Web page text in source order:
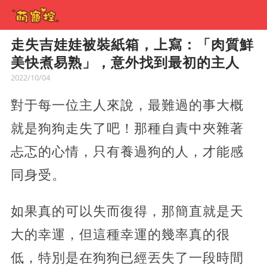
走失吉娃娃被裝紙箱，上寫：「肉質鮮
美快煮易熟」，意外找到最初的主人
2022/10/04
對于每一位主人來說，最難過的事大概
就是狗狗走失了吧！那種自責中夾雜著
忐忑的心情，只有養過狗的人，才能感
同身受。
如果真的可以失而復得，那簡直就是天
大的幸運，但這種幸運的幾率真的很
低，特別是在狗狗已經丟失了一段時間